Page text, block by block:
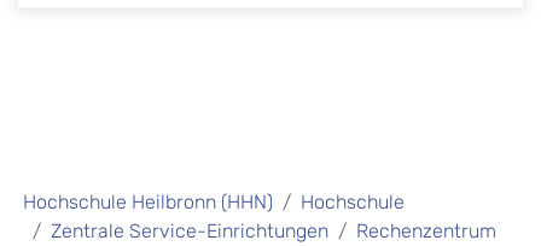
Hochschule Heilbronn (HHN)
Hochschule
Zentrale Service-Einrichtungen
Rechenzentrum